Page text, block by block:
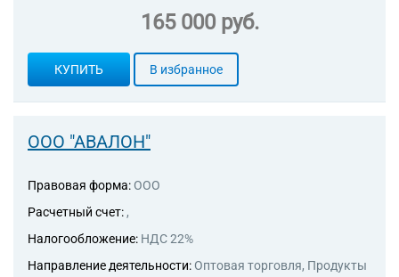
165 000 руб.
КУПИТЬ В избранное
ООО "АВАЛОН"
Правовая форма: ООО
Расчетный счет: ,
Налогообложение: НДС 22%
Направление деятельности: Оптовая торговля, Продукты